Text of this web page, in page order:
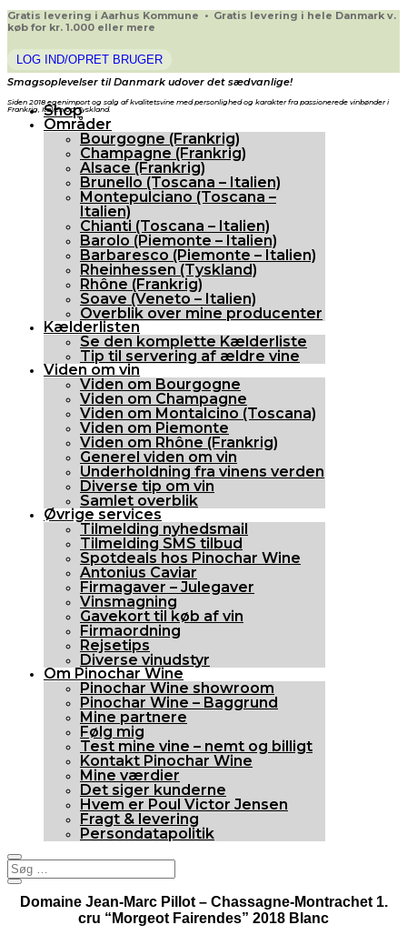
Gratis levering i Aarhus Kommune • Gratis levering i hele Danmark v.
køb for kr. 1.000 eller mere
LOG IND/OPRET BRUGER
Smagsoplevelser til Danmark udover det sædvanlige!
Siden 2018 egenimport og salg af kvalitetsvine med personlighed og karakter fra passionerede vinbønder i
Frankrig, Italien og Tyskland.
Shop
Områder
Bourgogne (Frankrig)
Champagne (Frankrig)
Alsace (Frankrig)
Brunello (Toscana – Italien)
Montepulciano (Toscana –
Italien)
Chianti (Toscana – Italien)
Barolo (Piemonte – Italien)
Barbaresco (Piemonte – Italien)
Rheinhessen (Tyskland)
Rhône (Frankrig)
Soave (Veneto – Italien)
Overblik over mine producenter
Kælderlisten
Se den komplette Kælderliste
Tip til servering af ældre vine
Viden om vin
Viden om Bourgogne
Viden om Champagne
Viden om Montalcino (Toscana)
Viden om Piemonte
Viden om Rhône (Frankrig)
Generel viden om vin
Underholdning fra vinens verden
Diverse tip om vin
Samlet overblik
Øvrige services
Tilmelding nyhedsmail
Tilmelding SMS tilbud
Spotdeals hos Pinochar Wine
Antonius Caviar
Firmagaver – Julegaver
Vinsmagning
Gavekort til køb af vin
Firmaordning
Rejsetips
Diverse vinudstyr
Om Pinochar Wine
Pinochar Wine showroom
Pinochar Wine – Baggrund
Mine partnere
Følg mig
Test mine vine – nemt og billigt
Kontakt Pinochar Wine
Mine værdier
Det siger kunderne
Hvem er Poul Victor Jensen
Fragt & levering
Persondatapolitik
Domaine Jean-Marc Pillot – Chassagne-Montrachet 1.
cru “Morgeot Fairendes” 2018 Blanc